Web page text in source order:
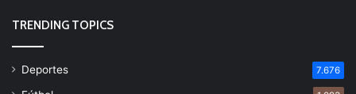
TRENDING TOPICS
Deportes 7.676